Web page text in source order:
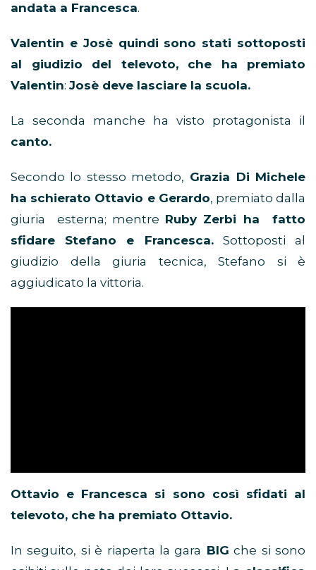
andata a Francesca.
Valentin e Josè quindi sono stati sottoposti
al giudizio del televoto, che ha premiato
Valentin: Josè deve lasciare la scuola.
La seconda manche ha visto protagonista il
canto.
Secondo lo stesso metodo, Grazia Di Michele
ha schierato Ottavio e Gerardo, premiato dalla
giuria esterna; mentre Ruby Zerbi ha fatto
sfidare Stefano e Francesca.Sottoposti al
giudizio della giuria tecnica, Stefano si è
aggiudicato la vittoria.
Ottavio e Francesca si sono così sfidati al
televoto, che ha premiato Ottavio.
In seguito, si è riaperta la gara BIG che si sono